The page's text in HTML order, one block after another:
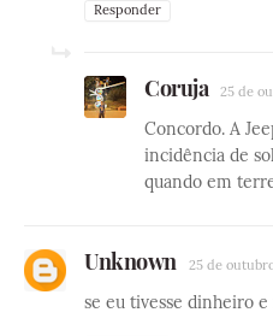
Responder
Coruja 25 de
Concordo. A
incidência de
quando em
Unknown 25 de
se eu tivesse dinheiro